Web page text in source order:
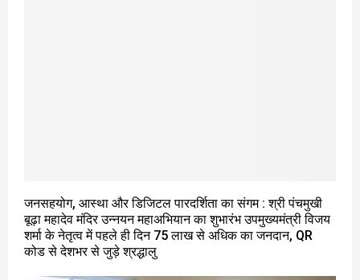
जनसहयोग, आस्था और डिजिटल पारदर्शिता का संगम : श्री पंचमुखी
बूढ़ा महादेव मंदिर उन्नयन महाअभियान का शुभारंभ उपमुख्यमंत्री विजय
शर्मा के नेतृत्व में पहले ही दिन 75 लाख से अधिक का जनदान, QR
कोड से देशभर से जुड़े श्रद्धालु